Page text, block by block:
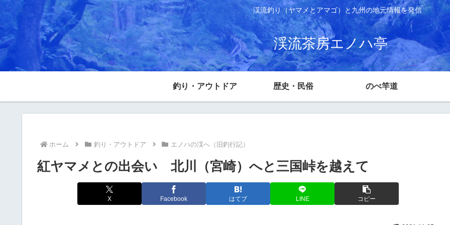
渓流釣り（ヤマメとアマゴ）と九州の地元情報を発信
渓流茶房エノハ亭
釣り・アウトドア 歴史・民俗 のべ竿道
ホーム 釣り・アウトドア エノハの渓へ（旧釣行記）
紅ヤマメとの出会い 北川（宮崎）へと三国峠を越えて
X Facebook はてブ LINE コピー